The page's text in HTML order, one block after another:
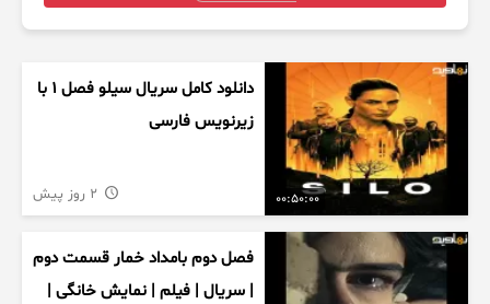
00:50:00
دانلود کامل سریال سیلو فصل ۱ با
زیرنویس فارسی
فصل دوم بامداد خمار قسمت دوم
| سریال | فیلم | نمایش خانگی |